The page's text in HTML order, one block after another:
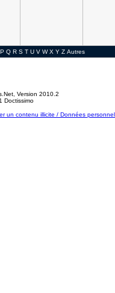
P Q R S T U V W X Y Z Autres
, Version 2010.2
Doctissimo
un contenu illicite / Données